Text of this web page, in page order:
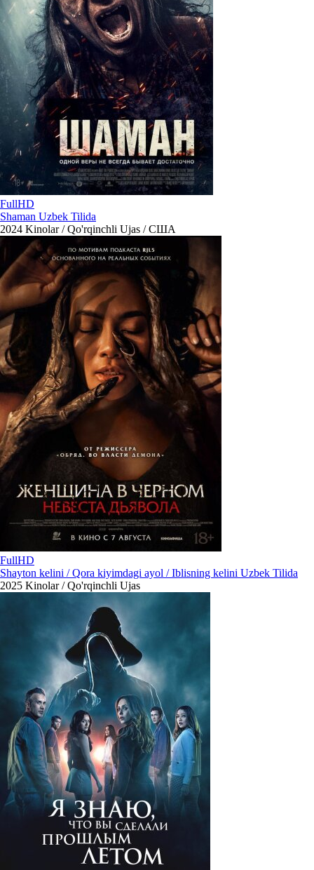
FullHD
Shaman Uzbek Tilida
2024 Kinolar / Qo'rqinchli Ujas / США
FullHD
Shayton kelini / Qora kiyimdagi ayol / Iblisning kelini Uzbek Tilida
2025 Kinolar / Qo'rqinchli Ujas